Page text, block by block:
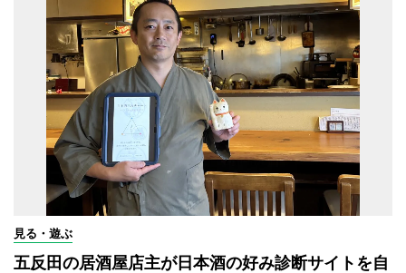
見る・遊ぶ
五反田の居酒屋店主が日本酒の好み診断サイトを自